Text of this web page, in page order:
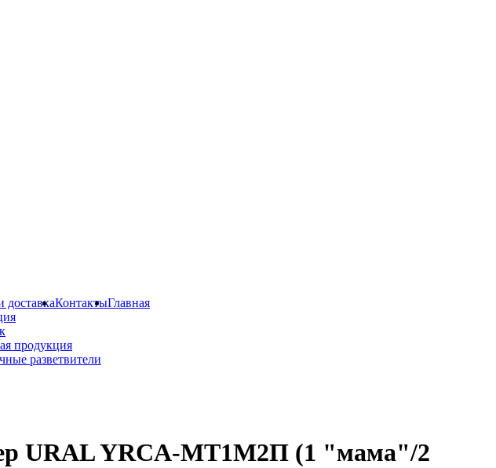
доставкаКонтактыГлавная
продукция
разветвители
URAL YRCA-МТ1М2П (1 "мама"/2